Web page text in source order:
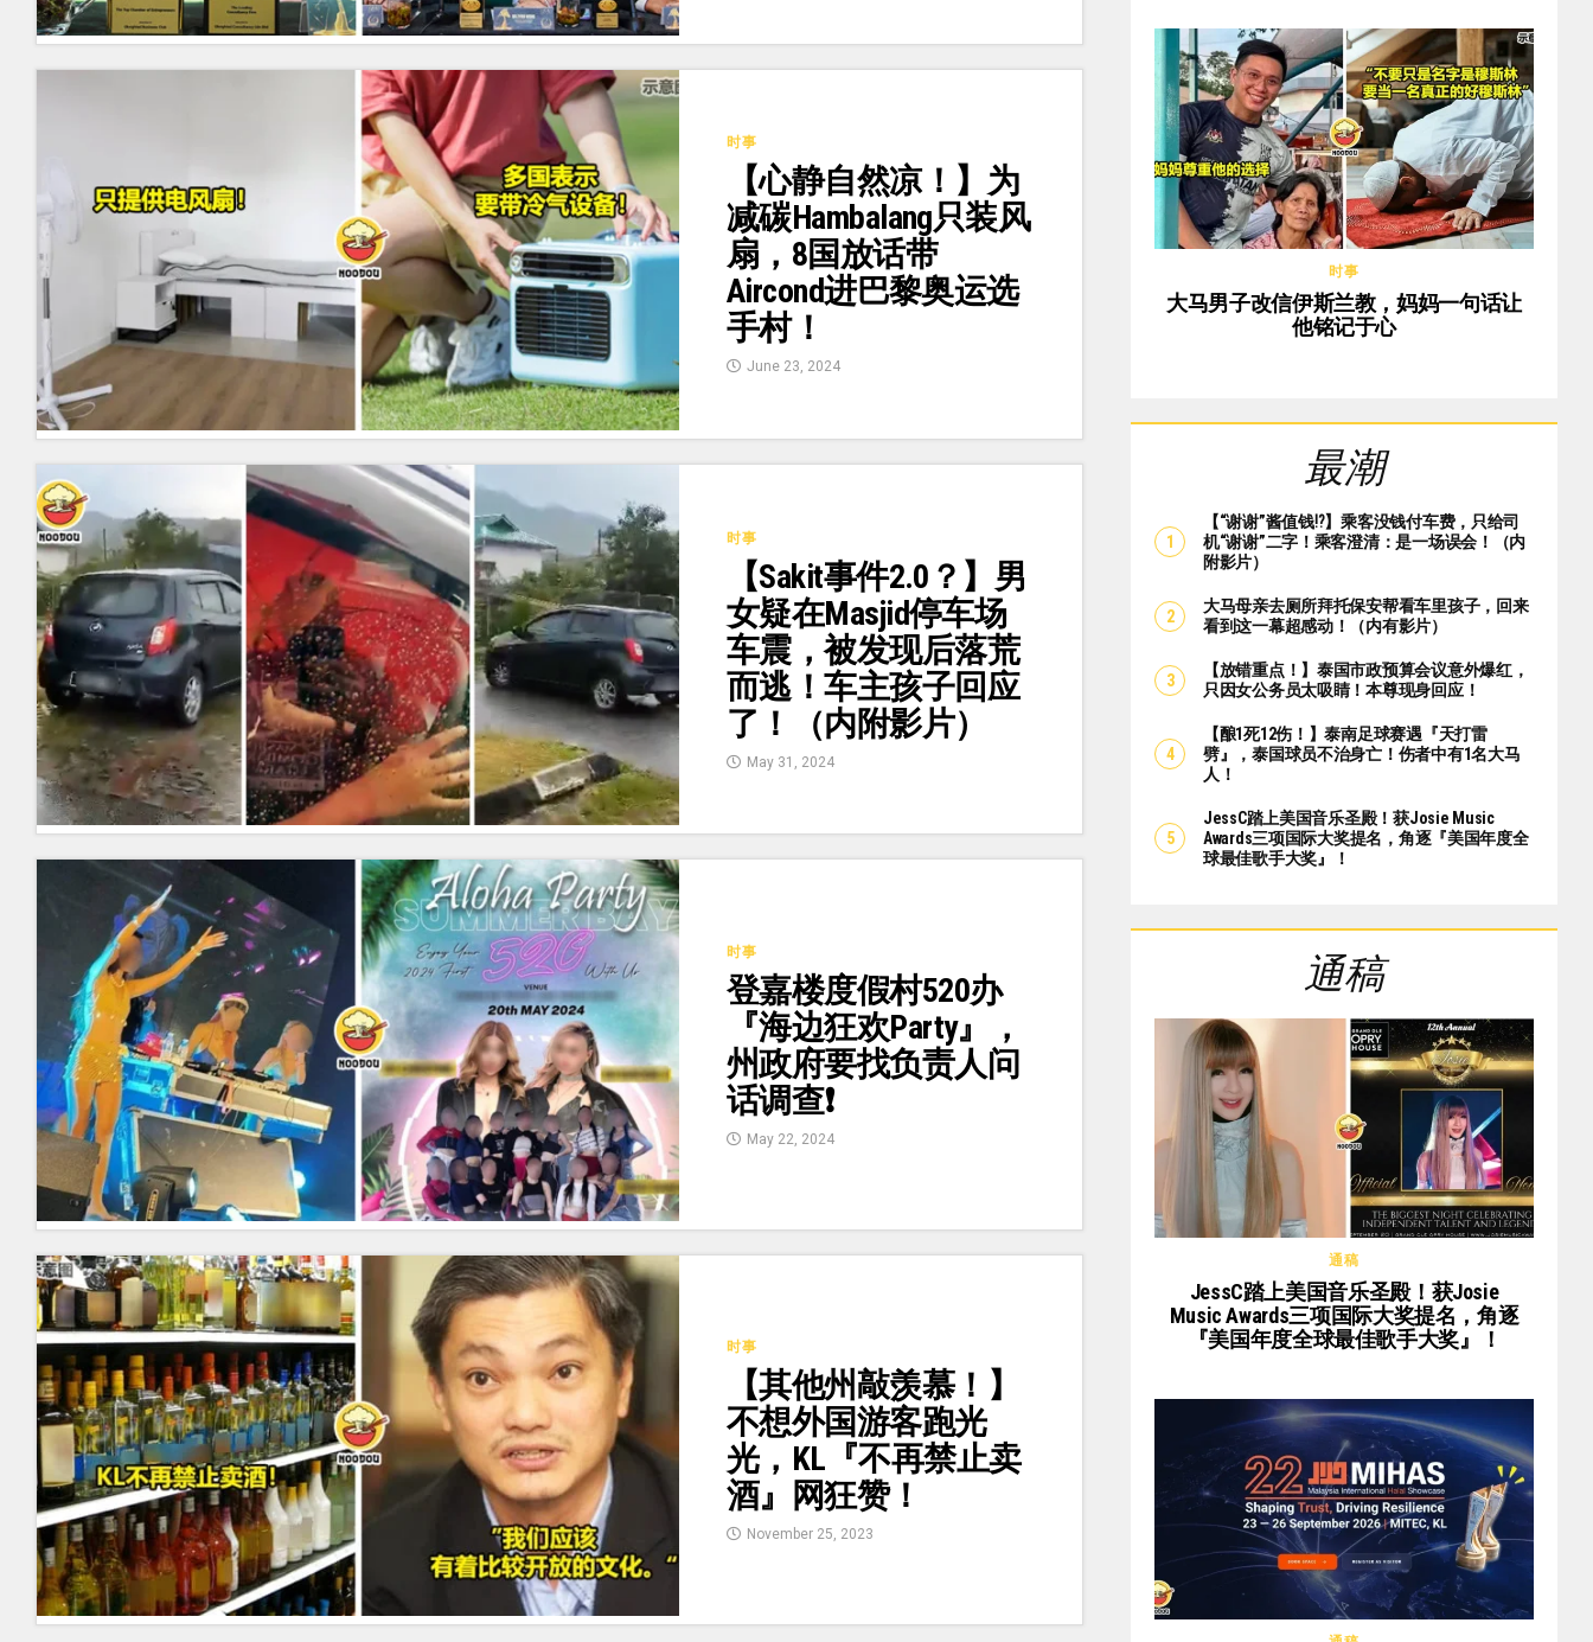
时事
【心静自然凉！】为
减碳Hambalang只装风
扇，8国放话带
Aircond进巴黎奥运选
手村！
June 23, 2024
时事
【Sakit事件2.0？】男
女疑在Masjid停车场
车震，被发现后落荒
而逃！车主孩子回应
了！（内附影片）
May 31, 2024
时事
登嘉楼度假村520办
『海边狂欢Party』，
州政府要找负责人问
话调查❗
May 22, 2024
时事
【其他州敲羡慕！】
不想外国游客跑光
光，KL『不再禁止卖
酒』网狂赞！
November 25, 2023
时事
大马男子改信伊斯兰教，妈妈一句话让
他铭记于心
最潮
【“谢谢”酱值钱⁉️】乘客没钱付车费，只给司
机“谢谢”二字！乘客澄清：是一场误会！（内
附影片）
大马母亲去厕所拜托保安帮看车里孩子，回来
看到这一幕超感动！（内有影片）
【放错重点！】泰国市政预算会议意外爆红，
只因女公务员太吸睛！本尊现身回应！
【酿1死12伤！】泰南足球赛遇『天打雷
劈』，泰国球员不治身亡！伤者中有1名大马
人！
JessC踏上美国音乐圣殿！获Josie Music
Awards三项国际大奖提名，角逐『美国年度全
球最佳歌手大奖』！
通稿
通稿
JessC踏上美国音乐圣殿！获Josie
Music Awards三项国际大奖提名，角逐
『美国年度全球最佳歌手大奖』！